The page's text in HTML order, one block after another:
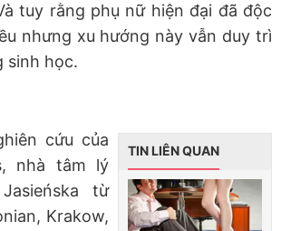
tuy rằng phụ nữ hiện đại đã độc
nhưng xu hướng này vẫn duy trì
sinh học.
TIN LIÊN QUAN
cứu của
nhà tâm lý
từ
Krakow,